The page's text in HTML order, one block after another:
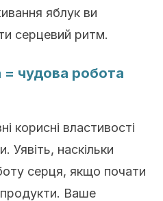
яблук ви
серцевий ритм.
= чудова робота
корисні властивості
Уявіть, наскільки
серця, якщо почати
продукти. Ваше